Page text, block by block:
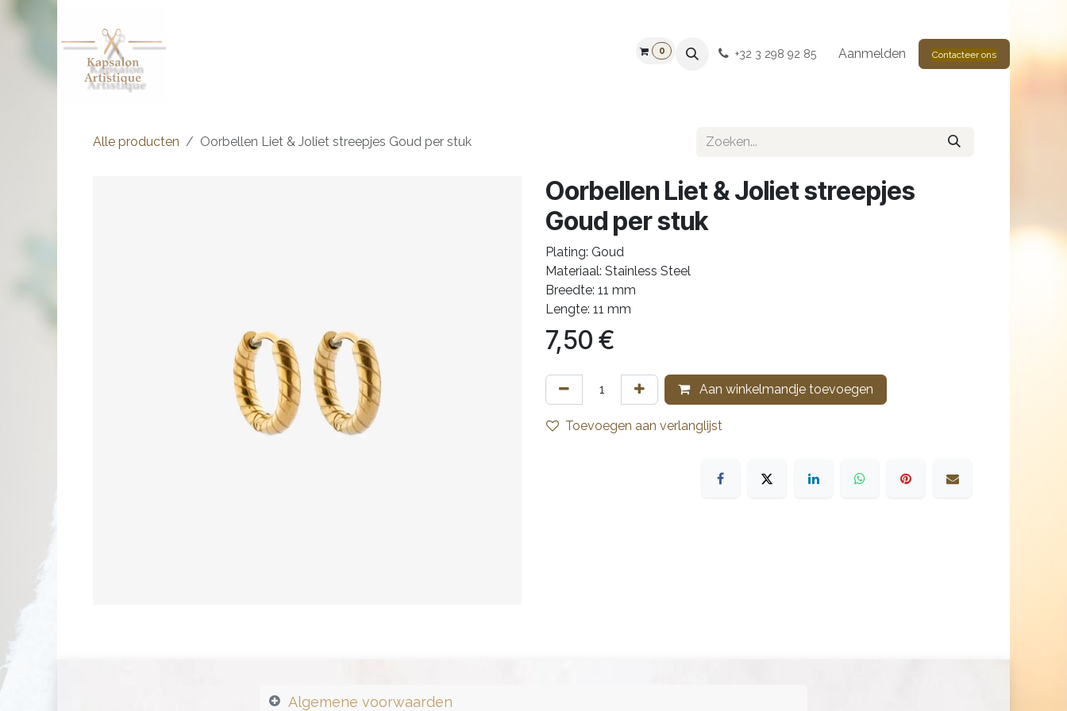
Cadeaubon 0 +32 3 298 92 85 Aanmelden Contacteer ons
Alle producten Oorbellen Liet & Joliet streepjes Goud per stuk
Oorbellen Liet & Joliet streepjes
Goud per stuk
Plating: Goud
Materiaal: Stainless Steel
Breedte: 11 mm
Lengte: 11 mm
7,50 €
Aan winkelmandje toevoegen
Toevoegen aan verlanglijst
Algemene voorwaarden